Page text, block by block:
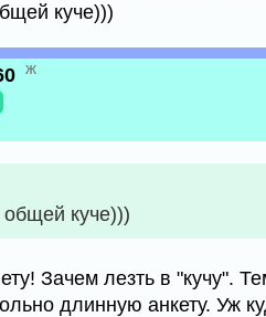
куче)))
ж
куче)))
Зачем лезть в "кучу".
длинную анкету. Уж